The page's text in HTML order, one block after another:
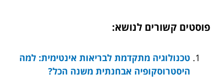
פוסטים קשורים לנושא:
טכנולוגיה מתקדמת לבריאות אינטימית: למה
היסטרוסקופיה אבחנתית משנה הכל?